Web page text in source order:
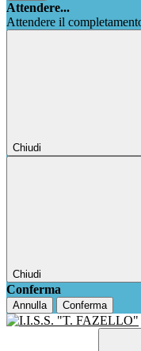
Attendere...
Attendere il
Chiudi
Chiudi
Conferma
Annulla Conferma